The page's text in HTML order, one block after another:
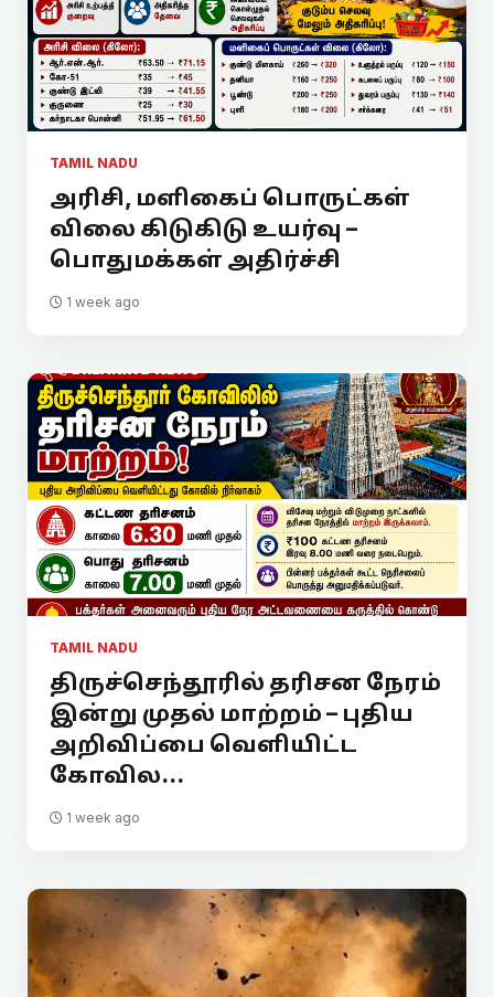
TAMIL NADU
அரிசி, மளிகைப் பொருட்கள்
விலை கிடுகிடு உயர்வு –
பொதுமக்கள் அதிர்ச்சி
1 week ago
TAMIL NADU
திருச்செந்தூரில் தரிசன நேரம்
இன்று முதல் மாற்றம் – புதிய
அறிவிப்பை வெளியிட்ட
கோவில...
1 week ago